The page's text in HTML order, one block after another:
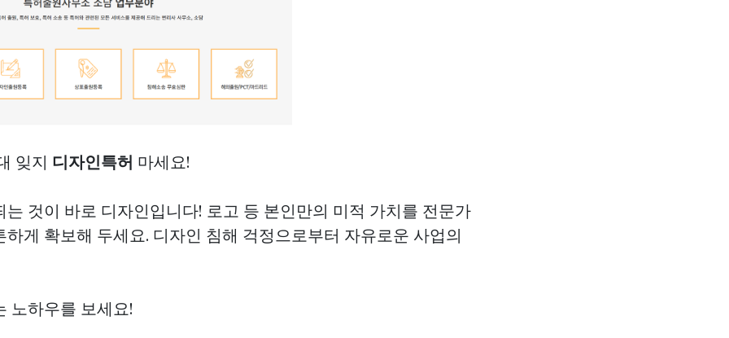
잊지 디자인특허 마세요!
는 것이 바로 디자인입니다! 로고 등 본인만의 미적 가치를 전문가
하게 확보해 두세요. 디자인 침해 걱정으로부터 자유로운 사업의
노하우를 보세요!